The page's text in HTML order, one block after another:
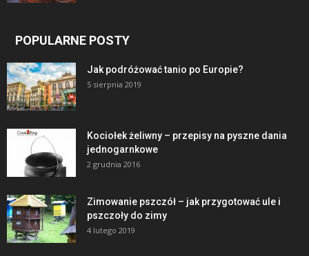
POPULARNE POSTY
Jak podróżować tanio po Europie?
5 sierpnia 2019
Kociołek żeliwny – przepisy na pyszne dania
jednogarnkowe
2 grudnia 2016
Zimowanie pszczół – jak przygotować ule i
pszczoły do zimy
4 lutego 2019